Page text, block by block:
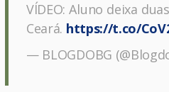
VÍDEO: Aluno deixa
Ceará. https://t.co/
— BLOGDOBG